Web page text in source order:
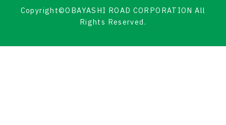
Copyright©OBAYASHI ROAD CORPORATION All
Rights Reserved.